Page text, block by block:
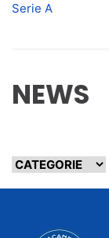
Serie A
NEWS